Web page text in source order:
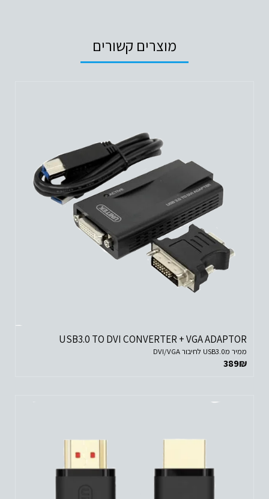
מוצרים קשורים
USB3.0 TO DVI CONVERTER + VGA ADAPTOR
ממיר מUSB3.0 לחיבור DVI/VGA
389₪